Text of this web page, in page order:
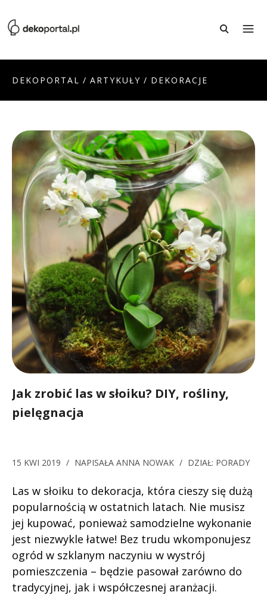
DEKOPORTAL / ARTYKUŁY / DEKORACJE
Jak zrobić las w słoiku? DIY, rośliny,
pielęgnacja
15 KWI 2019 / NAPISAŁA ANNA NOWAK / DZIAŁ: PORADY
Las w słoiku to dekoracja, która cieszy się dużą
popularnością w ostatnich latach. Nie musisz
jej kupować, ponieważ samodzielne wykonanie
jest niezwykle łatwe! Bez trudu wkomponujesz
ogród w szklanym naczyniu w wystrój
pomieszczenia – będzie pasował zarówno do
tradycyjnej, jak i współczesnej aranżacji.